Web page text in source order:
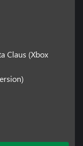
Claus (Xbox